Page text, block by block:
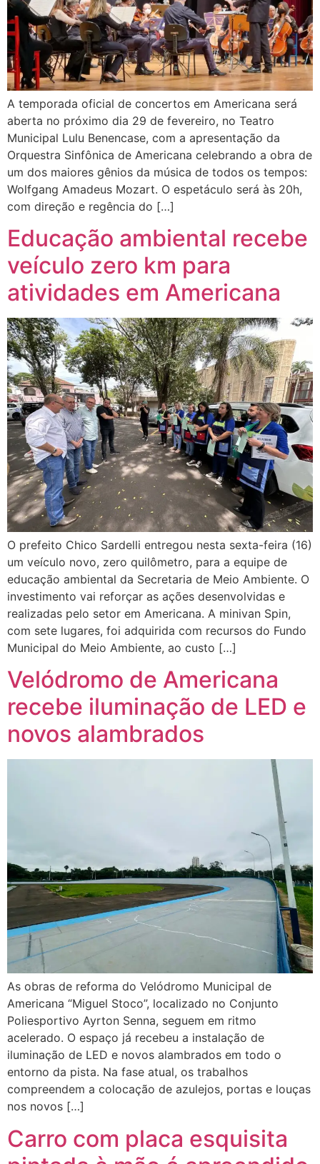
A temporada oficial de concertos em Americana será
aberta no próximo dia 29 de fevereiro, no Teatro
Municipal Lulu Benencase, com a apresentação da
Orquestra Sinfônica de Americana celebrando a obra de
um dos maiores gênios da música de todos os tempos:
Wolfgang Amadeus Mozart. O espetáculo será às 20h,
com direção e regência do […]
Educação ambiental recebe
veículo zero km para
atividades em Americana
O prefeito Chico Sardelli entregou nesta sexta-feira (16)
um veículo novo, zero quilômetro, para a equipe de
educação ambiental da Secretaria de Meio Ambiente. O
investimento vai reforçar as ações desenvolvidas e
realizadas pelo setor em Americana. A minivan Spin,
com sete lugares, foi adquirida com recursos do Fundo
Municipal do Meio Ambiente, ao custo […]
Velódromo de Americana
recebe iluminação de LED e
novos alambrados
As obras de reforma do Velódromo Municipal de
Americana “Miguel Stoco”, localizado no Conjunto
Poliesportivo Ayrton Senna, seguem em ritmo
acelerado. O espaço já recebeu a instalação de
iluminação de LED e novos alambrados em todo o
entorno da pista. Na fase atual, os trabalhos
compreendem a colocação de azulejos, portas e louças
nos novos […]
Carro com placa esquisita